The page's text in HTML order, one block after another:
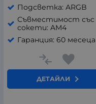
Подсветка: ARGB
Съвместимост със
сокети: AM4
Гаранция: 60 месеца
ДЕТАЙЛИ